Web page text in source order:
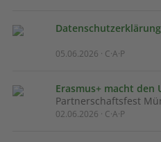
Datenschutzerklärung
05.06.2026 · C·A·P
Erasmus+ macht den
Partnerschaftsfest
02.06.2026 · C·A·P